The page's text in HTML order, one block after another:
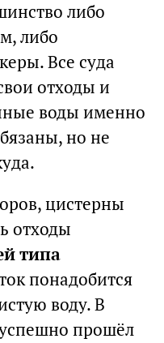
либо
либо
Все суда
отходы и
воды именно
но не
цистерны
отходы
типа
понадобится
воду. В
прошёл